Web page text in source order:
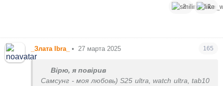
носити їх і досі, навіть через 10+ років) 2 1
_Злата Ibra_ • 27 марта 2025 165
Вірю, я повірив
Самсунг - моя любовь) S25 ultra, watch ultra, tab10